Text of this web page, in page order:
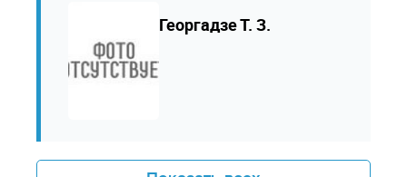
Георгадзе Т. З.